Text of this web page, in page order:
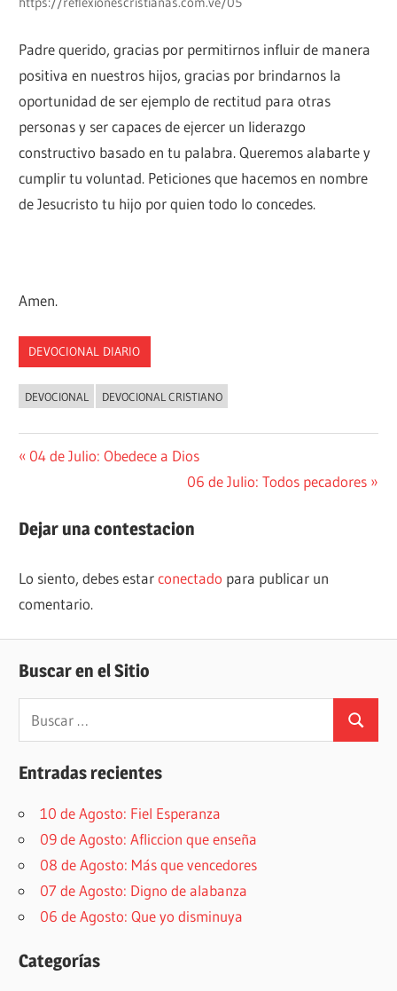
Padre querido, gracias por permitirnos influir de manera
positiva en nuestros hijos, gracias por brindarnos la
oportunidad de ser ejemplo de rectitud para otras
personas y ser capaces de ejercer un liderazgo
constructivo basado en tu palabra. Queremos alabarte y
cumplir tu voluntad. Peticiones que hacemos en nombre
de Jesucristo tu hijo por quien todo lo concedes.
Amen.
DEVOCIONAL DIARIO
DEVOCIONAL DEVOCIONAL CRISTIANO
Navegación
entradas
Entrada
04 de Julio: Obedece a Dios
Siguiente
06 de Julio: Todos pecadores
Dejar una contestacion
Lo siento, debes estarconectado para publicar un
comentario.
Buscar en el Sitio
Buscar:
Buscar
Entradas recientes
10 de Agosto: Fiel Esperanza
09 de Agosto: Afliccion que enseña
08 de Agosto: Más que vencedores
07 de Agosto: Digno de alabanza
06 de Agosto: Que yo disminuya
Categorías